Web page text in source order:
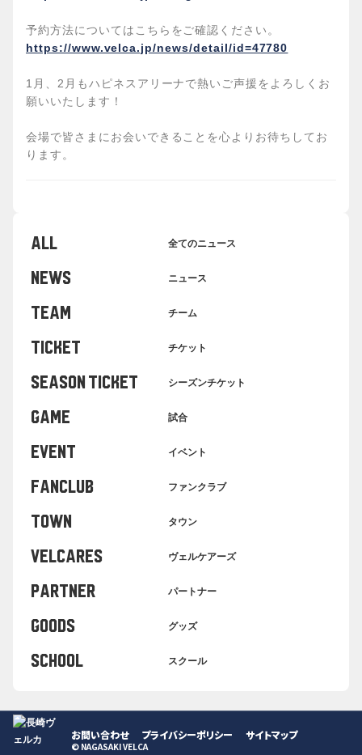
予約方法についてはこちらをご確認ください。
https://www.velca.jp/news/detail/id=47780
1 月、2月もハピネスアリーナで熱いご声援をよろしくお
願いいたします！
会場で皆さまにお会いできることを心よりお待ちしてお
ります。
ALL 全てのニュース
NEWS ニュース
TEAM チーム
TICKET チケット
SEASON TICKET シーズンチケット
GAME 試合
EVENT イベント
FANCLUB ファンクラブ
TOWN タウン
VELCARES ヴェルケアーズ
PARTNER パートナー
GOODS グッズ
SCHOOL スクール
お問い合わせ プライバシーポリシー サイトマップ
© NAGASAKI VELCA